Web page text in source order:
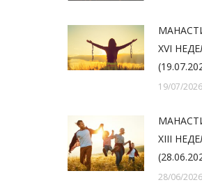
XVI
19/07/2026
XIII
28/06/2026